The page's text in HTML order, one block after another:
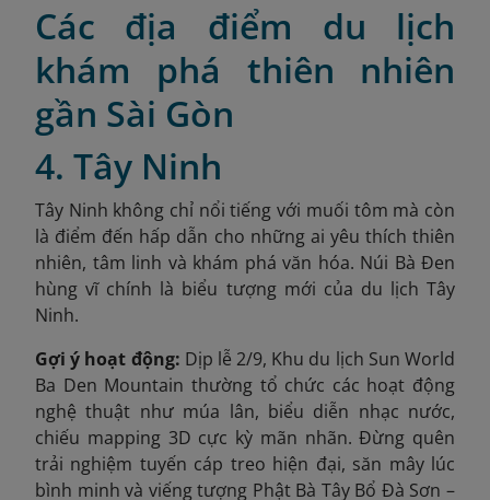
Các địa điểm du lịch
khám phá thiên nhiên
gần Sài Gòn
4. Tây Ninh
Tây Ninh không chỉ nổi tiếng với muối tôm mà còn
là điểm đến hấp dẫn cho những ai yêu thích thiên
nhiên, tâm linh và khám phá văn hóa. Núi Bà Đen
hùng vĩ chính là biểu tượng mới của du lịch Tây
Ninh.
Gợi ý hoạt động: Dịp lễ 2/9, Khu du lịch Sun World
Ba Den Mountain thường tổ chức các hoạt động
nghệ thuật như múa lân, biểu diễn nhạc nước,
chiếu mapping 3D cực kỳ mãn nhãn. Đừng quên
trải nghiệm tuyến cáp treo hiện đại, săn mây lúc
bình minh và viếng tượng Phật Bà Tây Bổ Đà Sơn –